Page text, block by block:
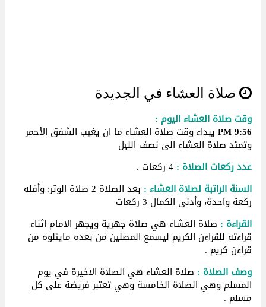
صلاة العشاء في الجديدة
وقت صلاة العشاء اليوم :
9:56 PM يبداء وقت صلاة العشاء ما ان يغيب الشفق الأحمر
وتمتد صلاة العشاء الى نصف الليل
عدد ركعات الصلاة :
السنة الراتبة لصلاة العشاء :
بعد الصلاة 2 صلاة الوتر: وأقله
ركعة واحدة، وأدنى الكمال 3 ركعات
القراءة : صلاة العشاء هي صلاة جهرية ويجهر الامام اثناء
قراءته للقراءن الكريم ليسمع المصلين من بعده مايتلوه من
قراءن كريم .
وصف الصلاة : صلاة العشاء هي الصلاة الاخيرة في يوم
المسلم وهي الصلاة الخامسة وهي تعتبر فريضة على كل
مسلم .